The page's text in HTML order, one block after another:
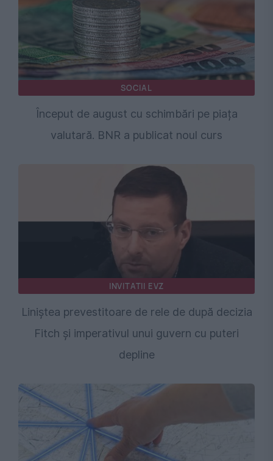
SOCIAL
Început de august cu schimbări pe piața
valutară. BNR a publicat noul curs
INVITATII EVZ
Liniștea prevestitoare de rele de după decizia
Fitch și imperativul unui guvern cu puteri
depline